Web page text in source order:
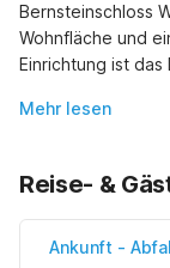
Bernsteinschloss
Wohnfläche und
Einrichtung ist das
Mehr lesen
Reise- &
Ankunft -